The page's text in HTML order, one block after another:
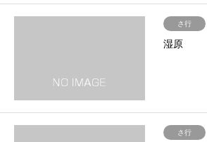
さ行
湿原
さ行